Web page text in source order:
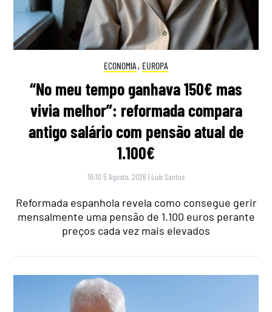
ECONOMIA , EUROPA
“No meu tempo ganhava 150€ mas
vivia melhor”: reformada compara
antigo salário com pensão atual de
1.100€
16:10 5 Agosto, 2026 | Luís Santos
Reformada espanhola revela como consegue gerir
mensalmente uma pensão de 1.100 euros perante
preços cada vez mais elevados